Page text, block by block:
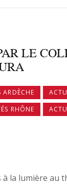
LE
ARDÈCHE
RHÔNE
la lumière au